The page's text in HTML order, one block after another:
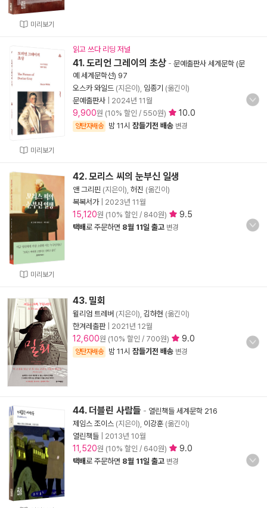
미리보기
미리보기
읽고 쓰다 리딩 저널
41. 도리언 그레이의 초상 - 문예출판사 세계문학 (문
예 세계문학선) 97
오스카 와일드 (지은이), 임종기 (옮긴이)
문예출판사
2024년 11월
9,900원 (10% 할인 / 550원) 10.0
양탄자배송 밤 11시 잠들기전 배송 변경
미리보기
42. 모리스 씨의 눈부신 일생
앤 그리핀 (지은이), 허진 (옮긴이)
복복서가| 2023년 11월
15,120원 (10% 할인 / 840원) 9.5
택배로 주문하면 8월 11일 출고 변경
43. 밀회
윌리엄 트레버 (지은이), 김하현 (옮긴이)
한겨레출판| 2021년 12월
12,600원 (10% 할인 / 700원) 9.0
양탄자배송 밤 11시 잠들기전 배송 변경
44. 더블린 사람들 - 열린책들 세계문학 216
제임스 조이스 (지은이), 이강훈 (옮긴이)
열린책들
2013년 10월
11,520원 (10% 할인 / 640원) 9.0
택배로 주문하면 8월 11일 출고 변경